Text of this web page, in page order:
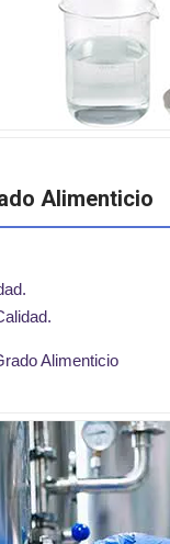
Alimenticio
Alimenticio